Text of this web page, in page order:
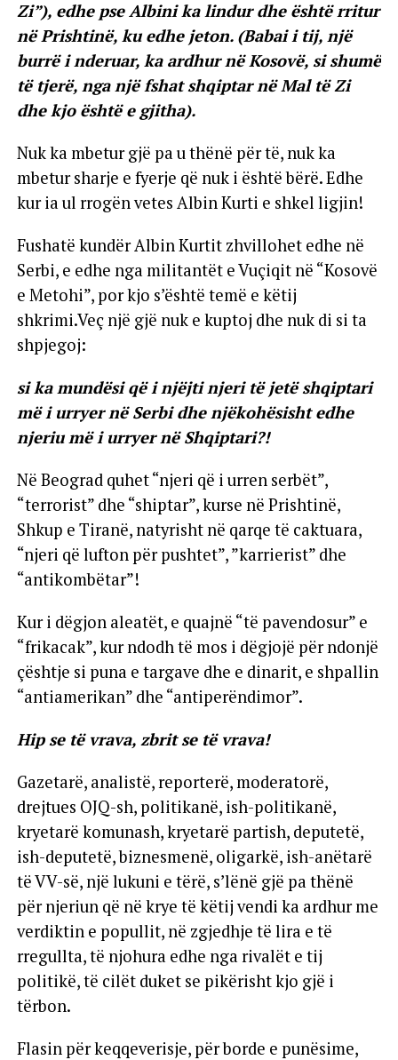
Zi”), edhe pse Albini ka lindur dhe është rritur
në Prishtinë, ku edhe jeton. (Babai i tij, një
burrë i nderuar, ka ardhur në Kosovë, si shumë
të tjerë, nga një fshat shqiptar në Mal të Zi
dhe kjo është e gjitha).
Nuk ka mbetur gjë pa u thënë për të, nuk ka
mbetur sharje e fyerje që nuk i është bërë. Edhe
kur ia ul rrogën vetes Albin Kurti e shkel ligjin!
Fushatë kundër Albin Kurtit zhvillohet edhe në
Serbi, e edhe nga militantët e Vuçiqit në “Kosovë
e Metohi”, por kjo s’është temë e këtij
shkrimi.Veç një gjë nuk e kuptoj dhe nuk di si ta
shpjegoj:
si ka mundësi që i njëjti njeri të jetë shqiptari
më i urryer në Serbi dhe njëkohësisht edhe
njeriu më i urryer në Shqiptari?!
Në Beograd quhet “njeri që i urren serbët”,
“terrorist” dhe “shiptar”, kurse në Prishtinë,
Shkup e Tiranë, natyrisht në qarqe të caktuara,
“njeri që lufton për pushtet”, ”karrierist” dhe
“antikombëtar”!
Kur i dëgjon aleatët, e quajnë “të pavendosur” e
“frikacak”, kur ndodh të mos i dëgjojë për ndonjë
çështje si puna e targave dhe e dinarit, e shpallin
“antiamerikan” dhe “antiperëndimor”.
Hip se të vrava, zbrit se të vrava!
Gazetarë, analistë, reporterë, moderatorë,
drejtues OJQ-sh, politikanë, ish-politikanë,
kryetarë komunash, kryetarë partish, deputetë,
ish-deputetë, biznesmenë, oligarkë, ish-anëtarë
të VV-së, një lukuni e tërë, s’lënë gjë pa thënë
për njeriun që në krye të këtij vendi ka ardhur me
verdiktin e popullit, në zgjedhje të lira e të
rregullta, të njohura edhe nga rivalët e tij
politikë, të cilët duket se pikërisht kjo gjë i
tërbon.
Flasin për keqqeverisje, për borde e punësime,